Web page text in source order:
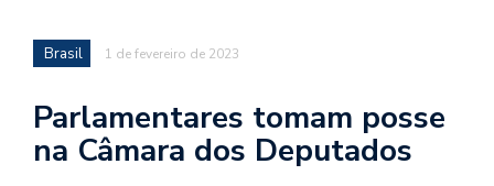
Brasil 1 de fevereiro de 2023
Parlamentares tomam posse
na Câmara dos Deputados